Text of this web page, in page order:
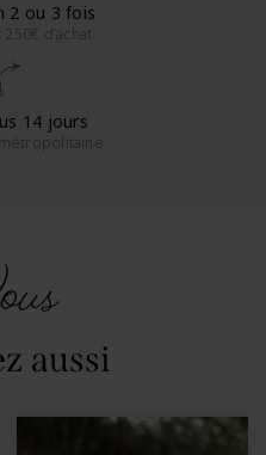
2 ou 3 fois
250€ d’achat
14 jours
aussi